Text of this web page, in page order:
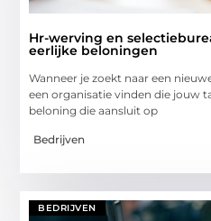
Hr-werving en
eerlijke beloningen
Wanneer je zoekt naar een
een organisatie vinden die jouw
beloning die aansluit op
Bedrijven
BEDRIJVEN